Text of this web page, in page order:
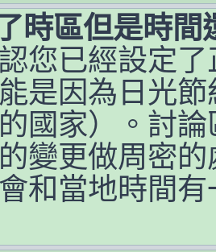
時區但是時間
您已經設定
是因為日光
國家）。討
變更做周密
和當地時間